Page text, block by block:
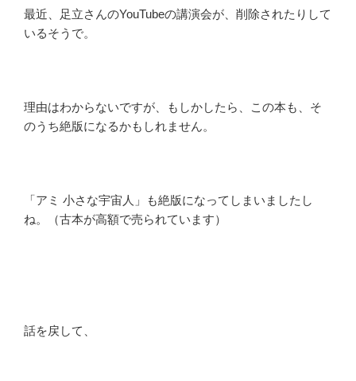
最近、足立さんのYouTubeの講演会が、削除されたりして
いるそうで。
理由はわからないですが、もしかしたら、この本も、そ
のうち絶版になるかもしれません。
「アミ 小さな宇宙人」も絶版になってしまいましたし
ね。（古本が高額で売られています）
話を戻して、